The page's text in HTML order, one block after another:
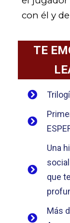
con él y
TE
Una
que
Más